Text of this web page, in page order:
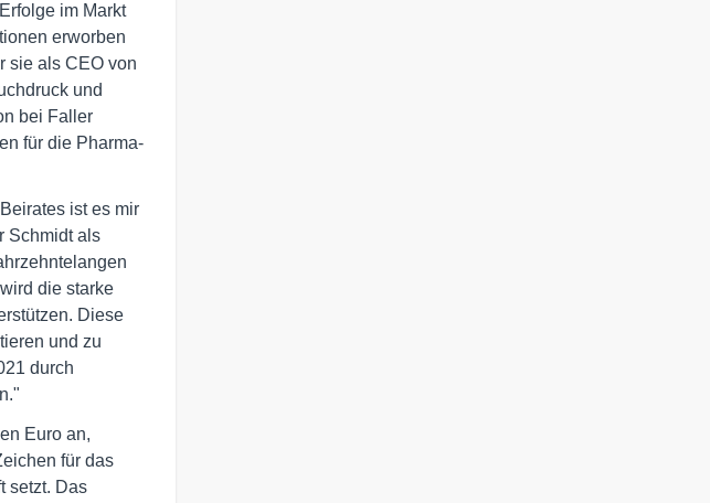
im Markt
erworben
sie als CEO von
und
bei Faller
für die Pharma-
ist es mir
Schmidt als
die starke
Diese
und zu
durch
Euro an,
für das
setzt. Das